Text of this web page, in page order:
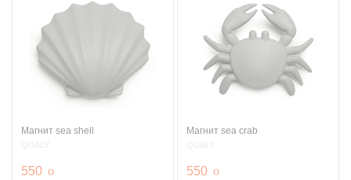
Магнит sea shell
QUALY
550 руб.
o
Магнит sea crab
QUALY
550 руб.
o